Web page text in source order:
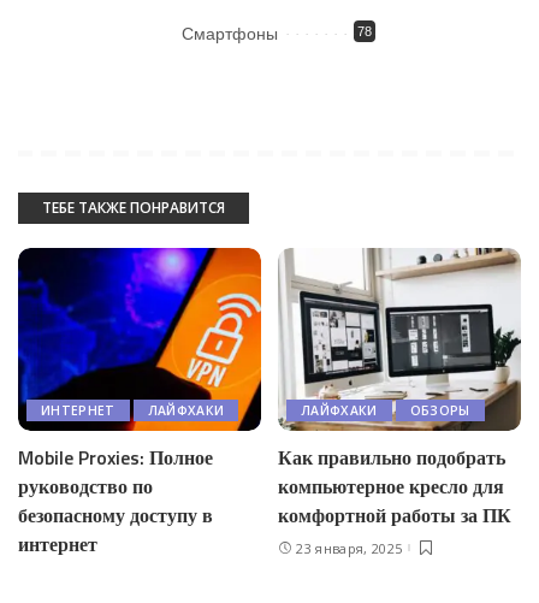
Смартфоны 78
ТЕБЕ ТАКЖЕ ПОНРАВИТСЯ
ИНТЕРНЕТ ЛАЙФХАКИ
Mobile Proxies: Полное
руководство по
безопасному доступу в
интернет
ЛАЙФХАКИ ОБЗОРЫ
Как правильно подобрать
компьютерное кресло для
комфортной работы за ПК
23 января, 2025